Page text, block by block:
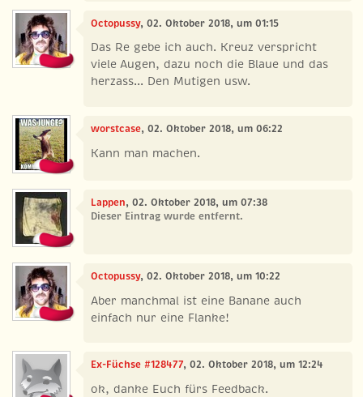
Octopussy, 02. Oktober 2018, um 01:15
Das Re gebe ich auch. Kreuz verspricht
viele Augen, dazu noch die Blaue und das
herzass... Den Mutigen usw.
worstcase, 02. Oktober 2018, um 06:22
Kann man machen.
Lappen, 02. Oktober 2018, um 07:38
Dieser Eintrag wurde entfernt.
Octopussy, 02. Oktober 2018, um 10:22
Aber manchmal ist eine Banane auch
einfach nur eine Flanke!
Ex-Füchse #128477, 02. Oktober 2018, um 12:24
ok, danke Euch fürs Feedback.